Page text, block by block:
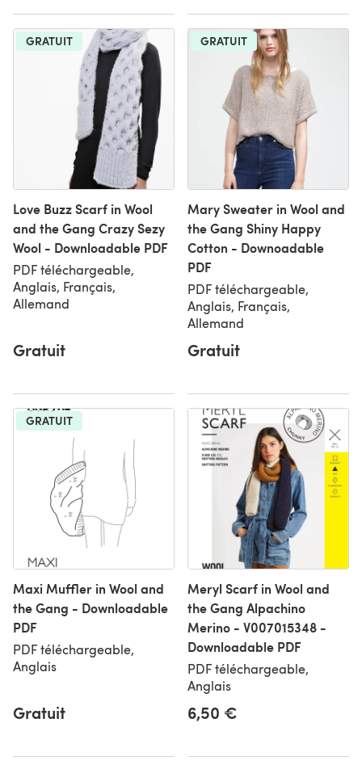
GRATUIT
Love Buzz Scarf in Wool
and the Gang Crazy Sezy
Wool - Downloadable PDF
PDF téléchargeable,
Anglais, Français,
Allemand
Gratuit
GRATUIT
Mary Sweater in Wool and
the Gang Shiny Happy
Cotton - Downoadable
PDF
PDF téléchargeable,
Anglais, Français,
Allemand
Gratuit
GRATUIT
Maxi Muffler in Wool and
the Gang - Downloadable
PDF
PDF téléchargeable,
Anglais
Gratuit
Meryl Scarf in Wool and
the Gang Alpachino
Merino - V007015348 -
Downloadable PDF
PDF téléchargeable,
Anglais
6,50 €